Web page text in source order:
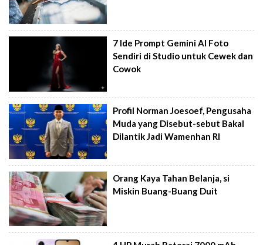
7 Ide Prompt Gemini AI Foto
Sendiri di Studio untuk Cewek dan
Cowok
Profil Norman Joesoef, Pengusaha
Muda yang Disebut-sebut Bakal
Dilantik Jadi Wamenhan RI
Orang Kaya Tahan Belanja, si
Miskin Buang-Buang Duit